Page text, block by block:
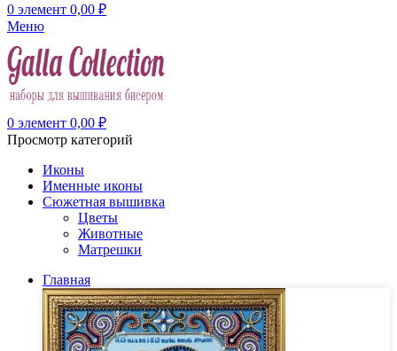
0 элемент 0,00 ₽
Меню
0 элемент 0,00 ₽
Просмотр категорий
Иконы
Именные иконы
Сюжетная вышивка
Цветы
Животные
Матрешки
Главная